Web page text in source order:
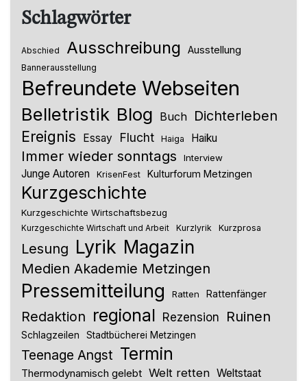
Schlagwörter
Abschied Ausschreibung Ausstellung
Bannerausstellung
Befreundete Webseiten
Belletristik Blog Buch Dichterleben
Ereignis Essay Flucht Haiga Haiku
Immer wieder sonntags Interview
Junge Autoren KrisenFest Kulturforum Metzingen
Kurzgeschichte
Kurzgeschichte Wirtschaftsbezug
Kurzgeschichte Wirtschaft und Arbeit Kurzlyrik Kurzprosa
Lesung Lyrik Magazin
Medien Akademie Metzingen
Pressemitteilung Ratten Rattenfänger
Redaktion regional Rezension Ruinen
Schlagzeilen Stadtbücherei Metzingen
Teenage Angst Termin
Thermodynamisch gelebt Welt retten Weltstaat